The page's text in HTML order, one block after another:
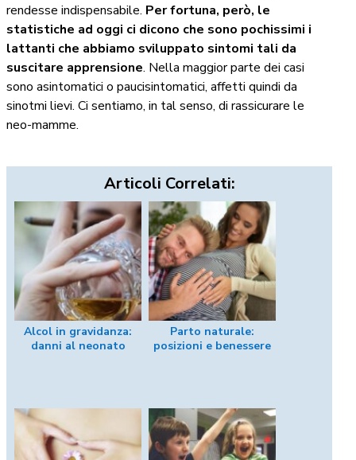
rendesse indispensabile. Per fortuna, però, le
statistiche ad oggi ci dicono che sono pochissimi i
lattanti che abbiamo sviluppato sintomi tali da
suscitare apprensione. Nella maggior parte dei casi
sono asintomatici o paucisintomatici, affetti quindi da
sinotmi lievi. Ci sentiamo, in tal senso, di rassicurare le
neo-mamme.
Articoli Correlati:
Alcol in gravidanza:
danni al neonato
Parto naturale:
posizioni e benessere